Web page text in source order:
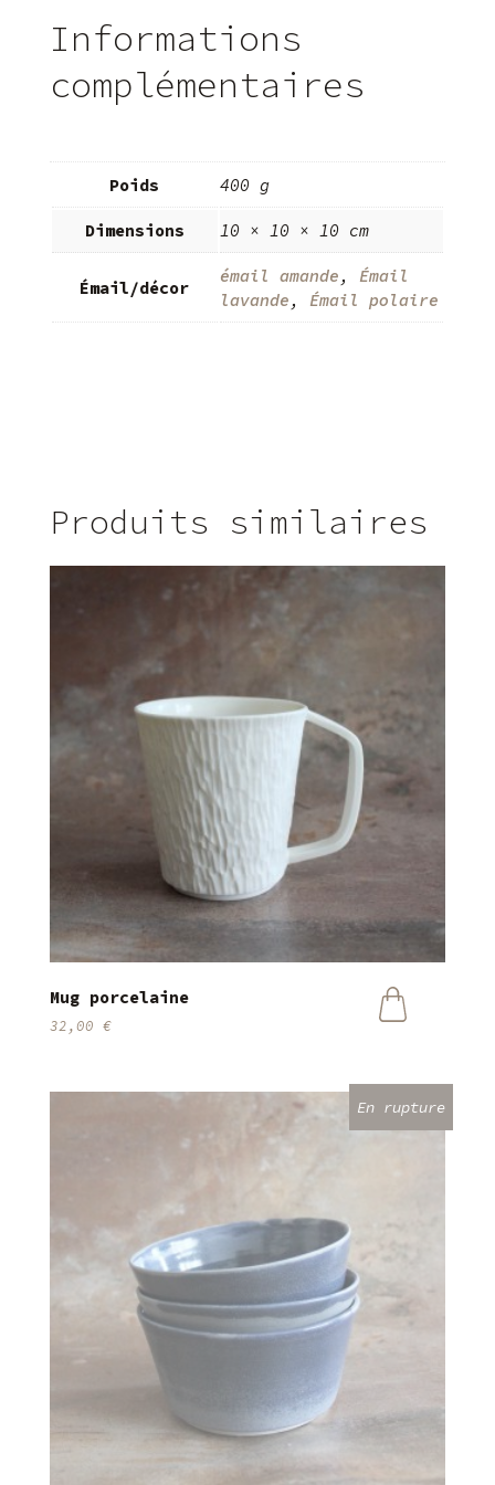
Informations
complémentaires
Poids 400 g
Dimensions 10 × 10 × 10 cm
Émail/décor
émail amande , Émail
lavande , Émail polaire
Produits similaires
Mug porcelaine
32,00 €